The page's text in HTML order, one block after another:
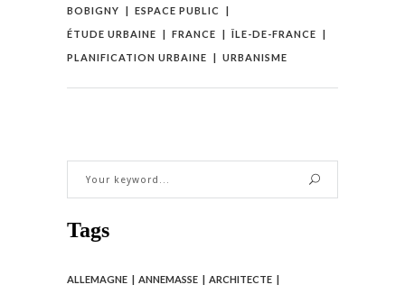
BOBIGNY
ESPACE PUBLIC
ÉTUDE URBAINE
FRANCE
ÎLE-DE-FRANCE
PLANIFICATION URBAINE
URBANISME
Tags
ALLEMAGNE ANNEMASSE ARCHITECTE